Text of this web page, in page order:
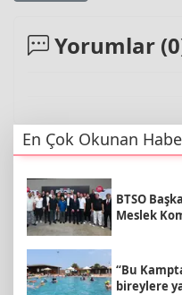
Yorumlar (0
En Çok Okunan
BTSO
Meslek
“Bu
bireylere